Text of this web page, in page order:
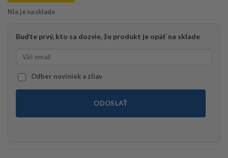
Nie je na sklade
Buďte prvý, kto sa dozvie, že produkt je opäť na sklade
Odber noviniek a zliav
ODOSLAŤ